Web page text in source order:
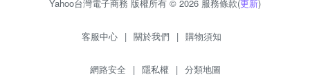
Yahoo台灣電子商務 版權所有 © 2026 服務條款(更新)
客服中心 | 關於我們 | 購物須知
網路安全 | 隱私權 | 分類地圖